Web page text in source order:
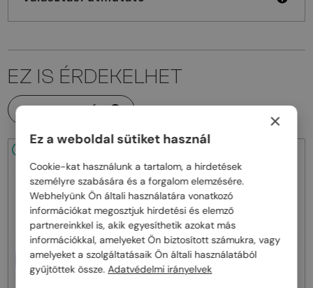
EZ IS ÉRDEKELHET
MINDEN TERMÉK
EGYFÓKUSZÚ LENCSÉVEL PLUSZ
25 000 FT
EGYFÓKUSZÚ LENCSÉVEL PLUSZ
25 000 FT
×
Ez a weboldal sütiket használ
Cookie-kat használunk a tartalom, a hirdetések
személyre szabására és a forgalom elemzésére.
Webhelyünk Ön általi használatára vonatkozó
információkat megosztjuk hirdetési és elemző
partnereinkkel is, akik egyesíthetik azokat más
információkkal, amelyeket Ön biztosított számukra, vagy
amelyeket a szolgáltatásaik Ön általi használatából
gyűjtöttek össze.Adatvédelmi irányelvek